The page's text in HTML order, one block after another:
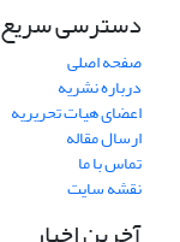
دسترسی سریع
صفحه اصلی
درباره نشریه
اعضای هیات تحریریه
ارسال مقاله
تماس با ما
نقشه سایت